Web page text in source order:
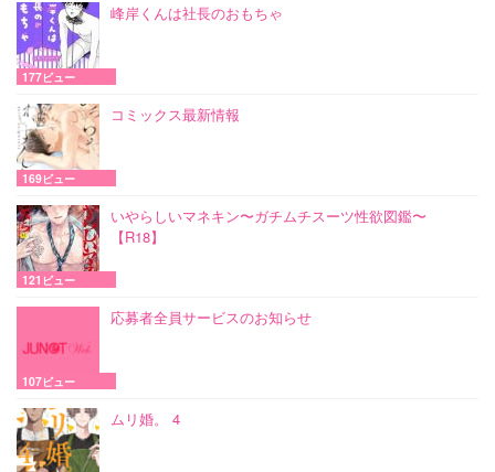
峰岸くんは社長のおもちゃ
177ビュー
コミックス最新情報
169ビュー
いやらしいマネキン〜ガチムチスーツ性欲図鑑〜
【R18】
121ビュー
応募者全員サービスのお知らせ
107ビュー
ムリ婚。 4